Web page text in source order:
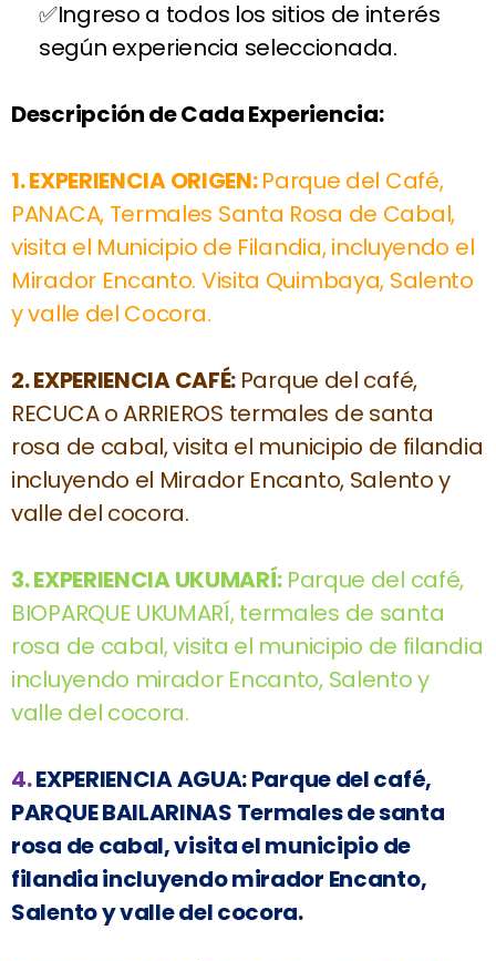
Ingreso a todos los sitios de interés
según experiencia seleccionada.
Descripción de Cada Experiencia:
1.EXPERIENCIA ORIGEN:Parque del Café,
PANACA, Termales Santa Rosa de Cabal,
visita el Municipio de Filandia, incluyendo el
Mirador Encanto. Visita Quimbaya, Salento
y valle del Cocora.
2.EXPERIENCIA CAFÉ: Parque del café,
RECUCA o ARRIEROS termales de santa
rosa de cabal, visita el municipio de filandia
incluyendo el Mirador Encanto, Salento y
valle del cocora.
3.EXPERIENCIA UKUMARÍ: Parque del café,
BIOPARQUE UKUMARÍ, termales de santa
rosa de cabal, visita el municipio de filandia
incluyendo mirador Encanto, Salento y
valle del cocora.
4.EXPERIENCIA AGUA:Parque del café,
PARQUE BAILARINAS Termales de santa
rosa de cabal, visita el municipio de
filandia incluyendo mirador Encanto,
Salento y valle del cocora.